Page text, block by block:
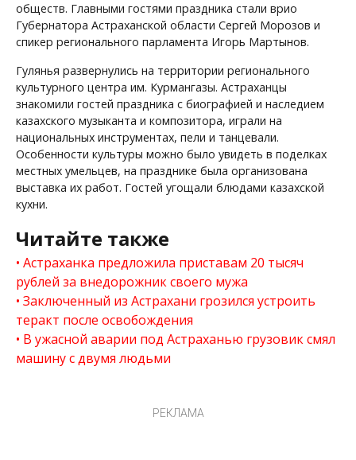
обществ. Главными гостями праздника стали врио
Губернатора Астраханской области Сергей Морозов и
спикер регионального парламента Игорь Мартынов.
Гулянья развернулись на территории регионального
культурного центра им. Курмангазы. Астраханцы
знакомили гостей праздника с биографией и наследием
казахского музыканта и композитора, играли на
национальных инструментах, пели и танцевали.
Особенности культуры можно было увидеть в поделках
местных умельцев, на празднике была организована
выставка их работ. Гостей угощали блюдами казахской
кухни.
Читайте также
Астраханка предложила приставам 20 тысяч
рублей за внедорожник своего мужа
Заключенный из Астрахани грозился устроить
теракт после освобождения
В ужасной аварии под Астраханью грузовик смял
машину с двумя людьми
РЕКЛАМА